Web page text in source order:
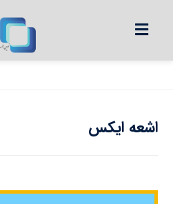
اشعه ایکس